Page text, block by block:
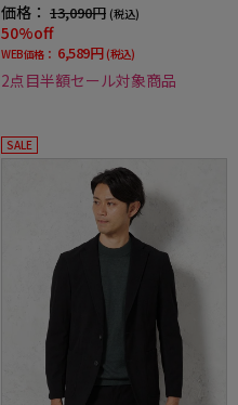
価格： 13,090円 (税込)
50%off
WEB価格： 6,589円 (税込)
2点目半額セール対象商品
SALE